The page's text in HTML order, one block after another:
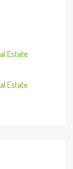
Estate
Estate